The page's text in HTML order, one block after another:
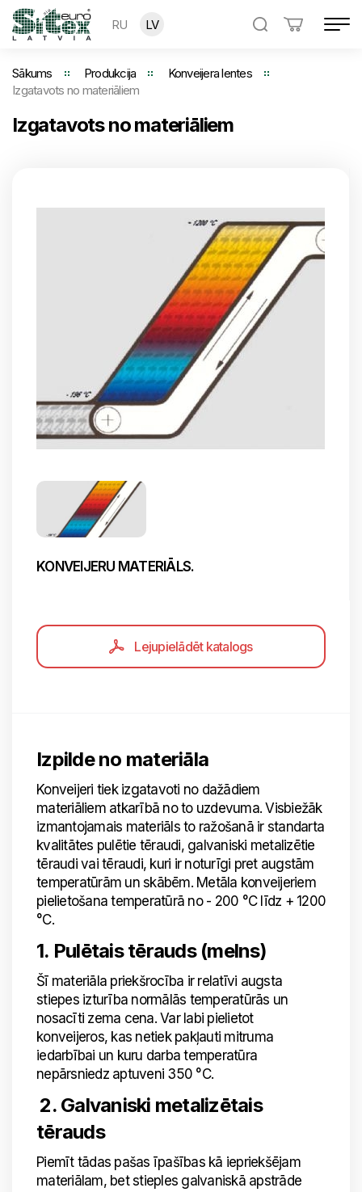
RU LV
Sākums Produkcija
Konveijera lentes
Izgatavots no materiāliem
Izgatavots no materiāliem
KONVEIJERU MATERIĀLS.
Lejupielādēt katalogs
Izpilde no materiāla
Konveijeri tiek izgatavoti no dažādiem
materiāliem atkarībā no to uzdevuma. Visbiežāk
izmantojamais materiāls to ražošanā ir standarta
kvalitātes pulētie tēraudi, galvaniski metalizētie
tēraudi vai tēraudi, kuri ir noturīgi pret augstām
temperatūrām un skābēm. Metāla konveijeriem
pielietošana temperatūrā no - 200 °C līdz + 1200
°C.
1. Pulētais tērauds (melns)
Šī materiāla priekšrocība ir relatīvi augsta
stiepes izturība normālās temperatūrās un
nosacīti zema cena. Var labi pielietot
konveijeros, kas netiek pakļauti mitruma
iedarbībai un kuru darba temperatūra
nepārsniedz aptuveni 350 °C.
2. Galvaniski metalizētais
tērauds
Piemīt tādas pašas īpašības kā iepriekšējam
materiālam, bet stieples galvaniskā apstrāde